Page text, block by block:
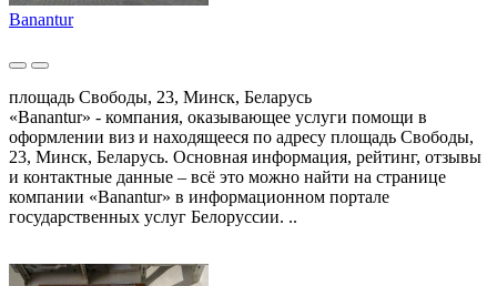
Banantur
площадь Свободы, 23, Минск, Беларусь
«Banantur» - компания, оказывающее услуги помощи в
оформлении виз и находящееся по адресу площадь Свободы,
23, Минск, Беларусь. Основная информация, рейтинг, отзывы
и контактные данные – всё это можно найти на странице
компании «Banantur» в информационном портале
государственных услуг Белоруссии. ..